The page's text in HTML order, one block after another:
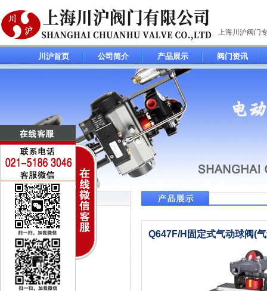
上海川沪阀门
川沪首页 公司简介 产品展示 阀门资讯
调节阀(控制阀)系列
电动调节阀
气动调节阀
特殊调节阀
自力式调节阀
Q647F/H固定式气动球阀(